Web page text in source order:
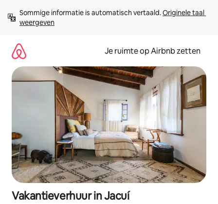
direct
naar
Sommige informatie is automatisch vertaald. Originele taal
weergeven
Je ruimte op Airbnb zetten
Vakantieverhuur in Jacuí